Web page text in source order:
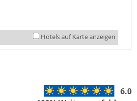
Hotels auf Karte anzeigen
6.0